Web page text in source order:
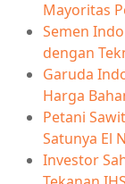
Mayoritas
Semen
dengan
Garuda
Harga
Petani
Satunya El
Investor